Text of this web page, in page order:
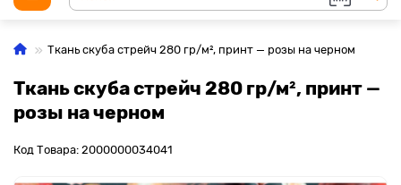
Ткань скуба стрейч 280 гр/м², принт — розы на черном
Ткань скуба стрейч 280 гр/м², принт —
розы на черном
Код Товара: 2000000034041